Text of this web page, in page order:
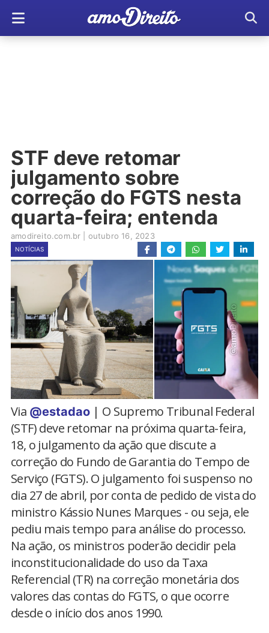
STF deve retomar
julgamento sobre
correção do FGTS nesta
quarta-feira; entenda
amodireito.com.br outubro 16, 2023
NOTÍCIAS
Via @estadao| O Supremo Tribunal Federal
(STF) deve retomar na próxima quarta-feira,
18, o julgamento da ação que discute a
correção do Fundo de Garantia do Tempo de
Serviço (FGTS). O julgamento foi suspenso no
dia 27 de abril, por conta de pedido de vista do
ministro Kássio Nunes Marques - ou seja, ele
pediu mais tempo para análise do processo.
Na ação, os ministros poderão decidir pela
inconstitucionalidade do uso da Taxa
Referencial (TR) na correção monetária dos
valores das contas do FGTS, o que ocorre
desde o início dos anos 1990.